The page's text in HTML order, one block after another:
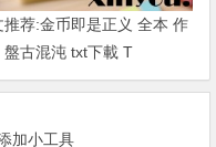
推荐:金币即是正义 全本 作
盤古混沌 txt下載 T
加小工具